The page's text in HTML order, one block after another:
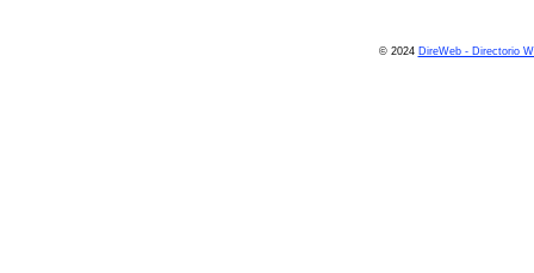
© 2024 DireWeb - Directorio